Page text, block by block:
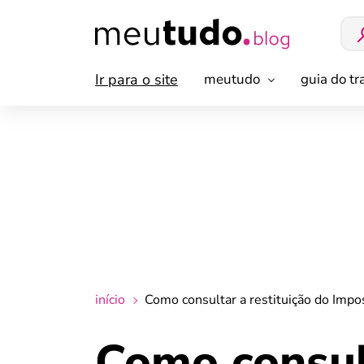
Ir para o site meutudo guia do
início Como consultar a restituição do